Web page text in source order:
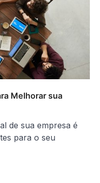
Melhorar sua
de sua empresa é
para o seu